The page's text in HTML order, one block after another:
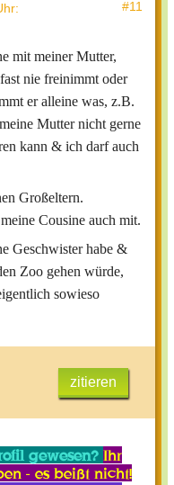
: #11
mit meiner Mutter,
nie freinimmt oder
er alleine was, z.B.
Mutter nicht gerne
kann & ich darf auch
Großeltern.
Cousine auch mit.
Geschwister habe &
Zoo gehen würde,
sowieso
zitieren
gewesen? Ihr
- es beißt nicht!